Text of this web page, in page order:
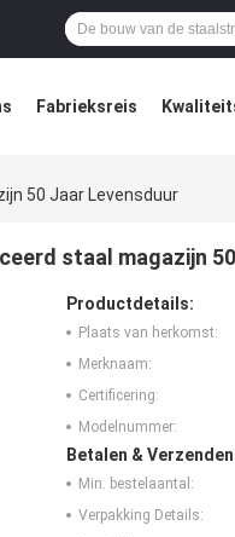
Fabrieksreis
50 Jaar Levensduur
staal magazijn
Productdetails:
Plaats van herkomst:
Merknaam:
Certificering:
Modelnummer:
Betalen &
Min. bestelaantal:
Verpakking Details: